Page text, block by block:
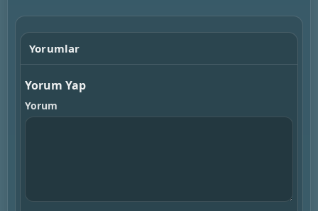
Yorumlar
Yorum Yap
Yorum